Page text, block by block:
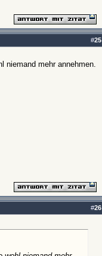
#25
niemand mehr annehmen.
#26